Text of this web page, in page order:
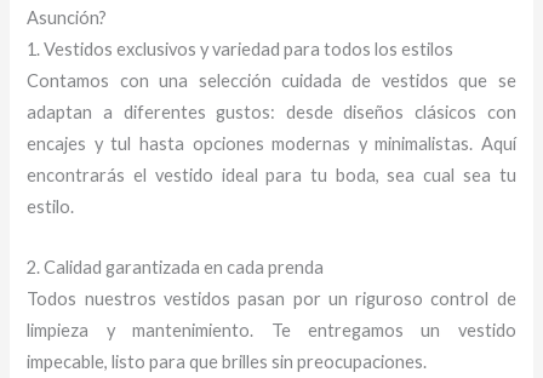
Asunción?
1. Vestidos exclusivos y variedad para todos los estilos
Contamos con una selección cuidada de vestidos que se
adaptan a diferentes gustos: desde diseños clásicos con
encajes y tul hasta opciones modernas y minimalistas. Aquí
encontrarás el vestido ideal para tu boda, sea cual sea tu
estilo.
2. Calidad garantizada en cada prenda
Todos nuestros vestidos pasan por un riguroso control de
limpieza y mantenimiento. Te entregamos un vestido
impecable, listo para que brilles sin preocupaciones.